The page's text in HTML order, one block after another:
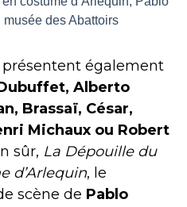
des Abattoirs
présentent également
Alberto
Brassaï, César,
Michaux ou Robert
sûr, La Dépouille du
d’Arlequin, le
scène de Pablo